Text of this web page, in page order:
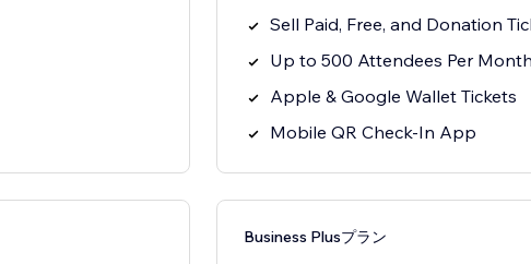
Sell Paid, Free, and Donation
Up to 500 Attendees Per Month
Apple & Google Wallet Tickets
Mobile QR Check-In App
Business Plusプラン